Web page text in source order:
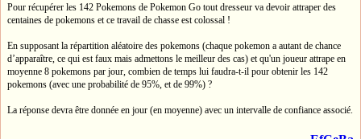
Pour récupérer les 142 Pokemons de Pokemon Go tout dresseur va devoir attraper des
centaines de pokemons et ce travail de chasse est colossal !
En supposant la répartition aléatoire des pokemons (chaque pokemon a autant de chance
d’apparaître, ce qui est faux mais admettons le meilleur des cas) et qu'un joueur attrape en
moyenne 8 pokemons par jour, combien de temps lui faudra-t-il pour obtenir les 142
pokemons (avec une probabilité de 95%, et de 99%) ?
La réponse devra être donnée en jour (en moyenne) avec un intervalle de confiance associé.